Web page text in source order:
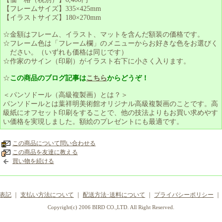
【フレームサイズ】335×425mm
【イラストサイズ】180×270mm
☆金額はフレーム、イラスト、マットを含んだ額装の価格です。
☆フレーム色は「フレーム欄」のメニューからお好きな色をお選びく
ださい。（いずれも価格は同じです）
☆作家のサイン（印刷）がイラスト右下に小さく入ります。
☆この商品のブログ記事はこちらからどうぞ！
＜パンソドール（高級複製画）とは？＞
パンソドールとは葉祥明美術館オリジナル高級複製画のことです。高
級紙にオフセット印刷をすることで、他の技法よりもお買い求めやす
い価格を実現しました。額絵のプレゼントにも最適です。
この商品について問い合わせる
この商品を友達に教える
買い物を続ける
記 支払い方法について 配送方法･送料について プライバシーポリシー
Copyright(c) 2006 BIRD CO.,LTD. All Right Reserved.